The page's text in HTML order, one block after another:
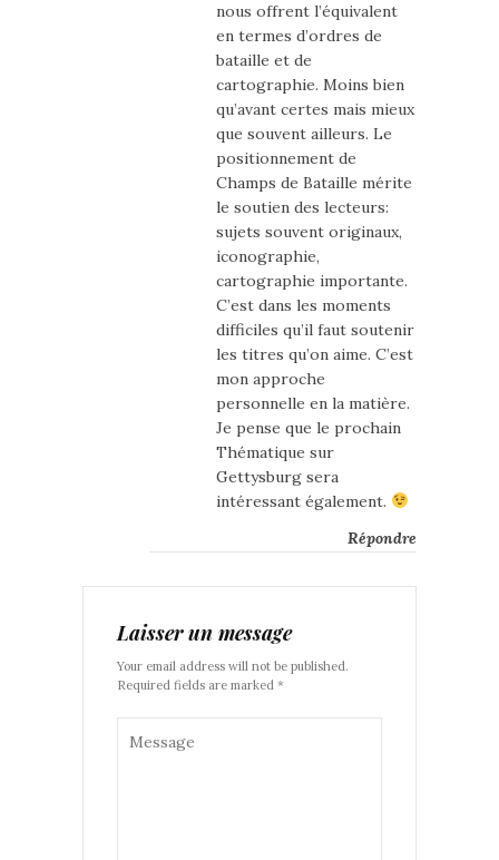
nous offrent l’équivalent
en termes d’ordres de
bataille et de
cartographie. Moins bien
qu’avant certes mais mieux
que souvent ailleurs. Le
positionnement de
Champs de Bataille mérite
le soutien des lecteurs:
sujets souvent originaux,
iconographie,
cartographie importante.
C’est dans les moments
difficiles qu’il faut soutenir
les titres qu’on aime. C’est
mon approche
personnelle en la matière.
Je pense que le prochain
Thématique sur
Gettysburg sera
intéressant également.
Répondre
Laisser un message
Your email address will not be published.
Required fields are marked *